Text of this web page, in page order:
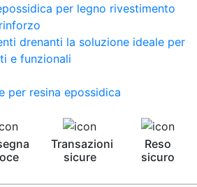
per legno rivestimento
drenanti la soluzione ideale per
e funzionali
per resina epossidica
Transazioni
sicure
Reso
sicuro